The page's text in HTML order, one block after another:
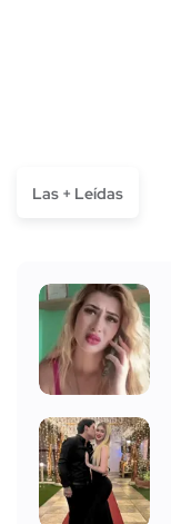
Las + Leídas